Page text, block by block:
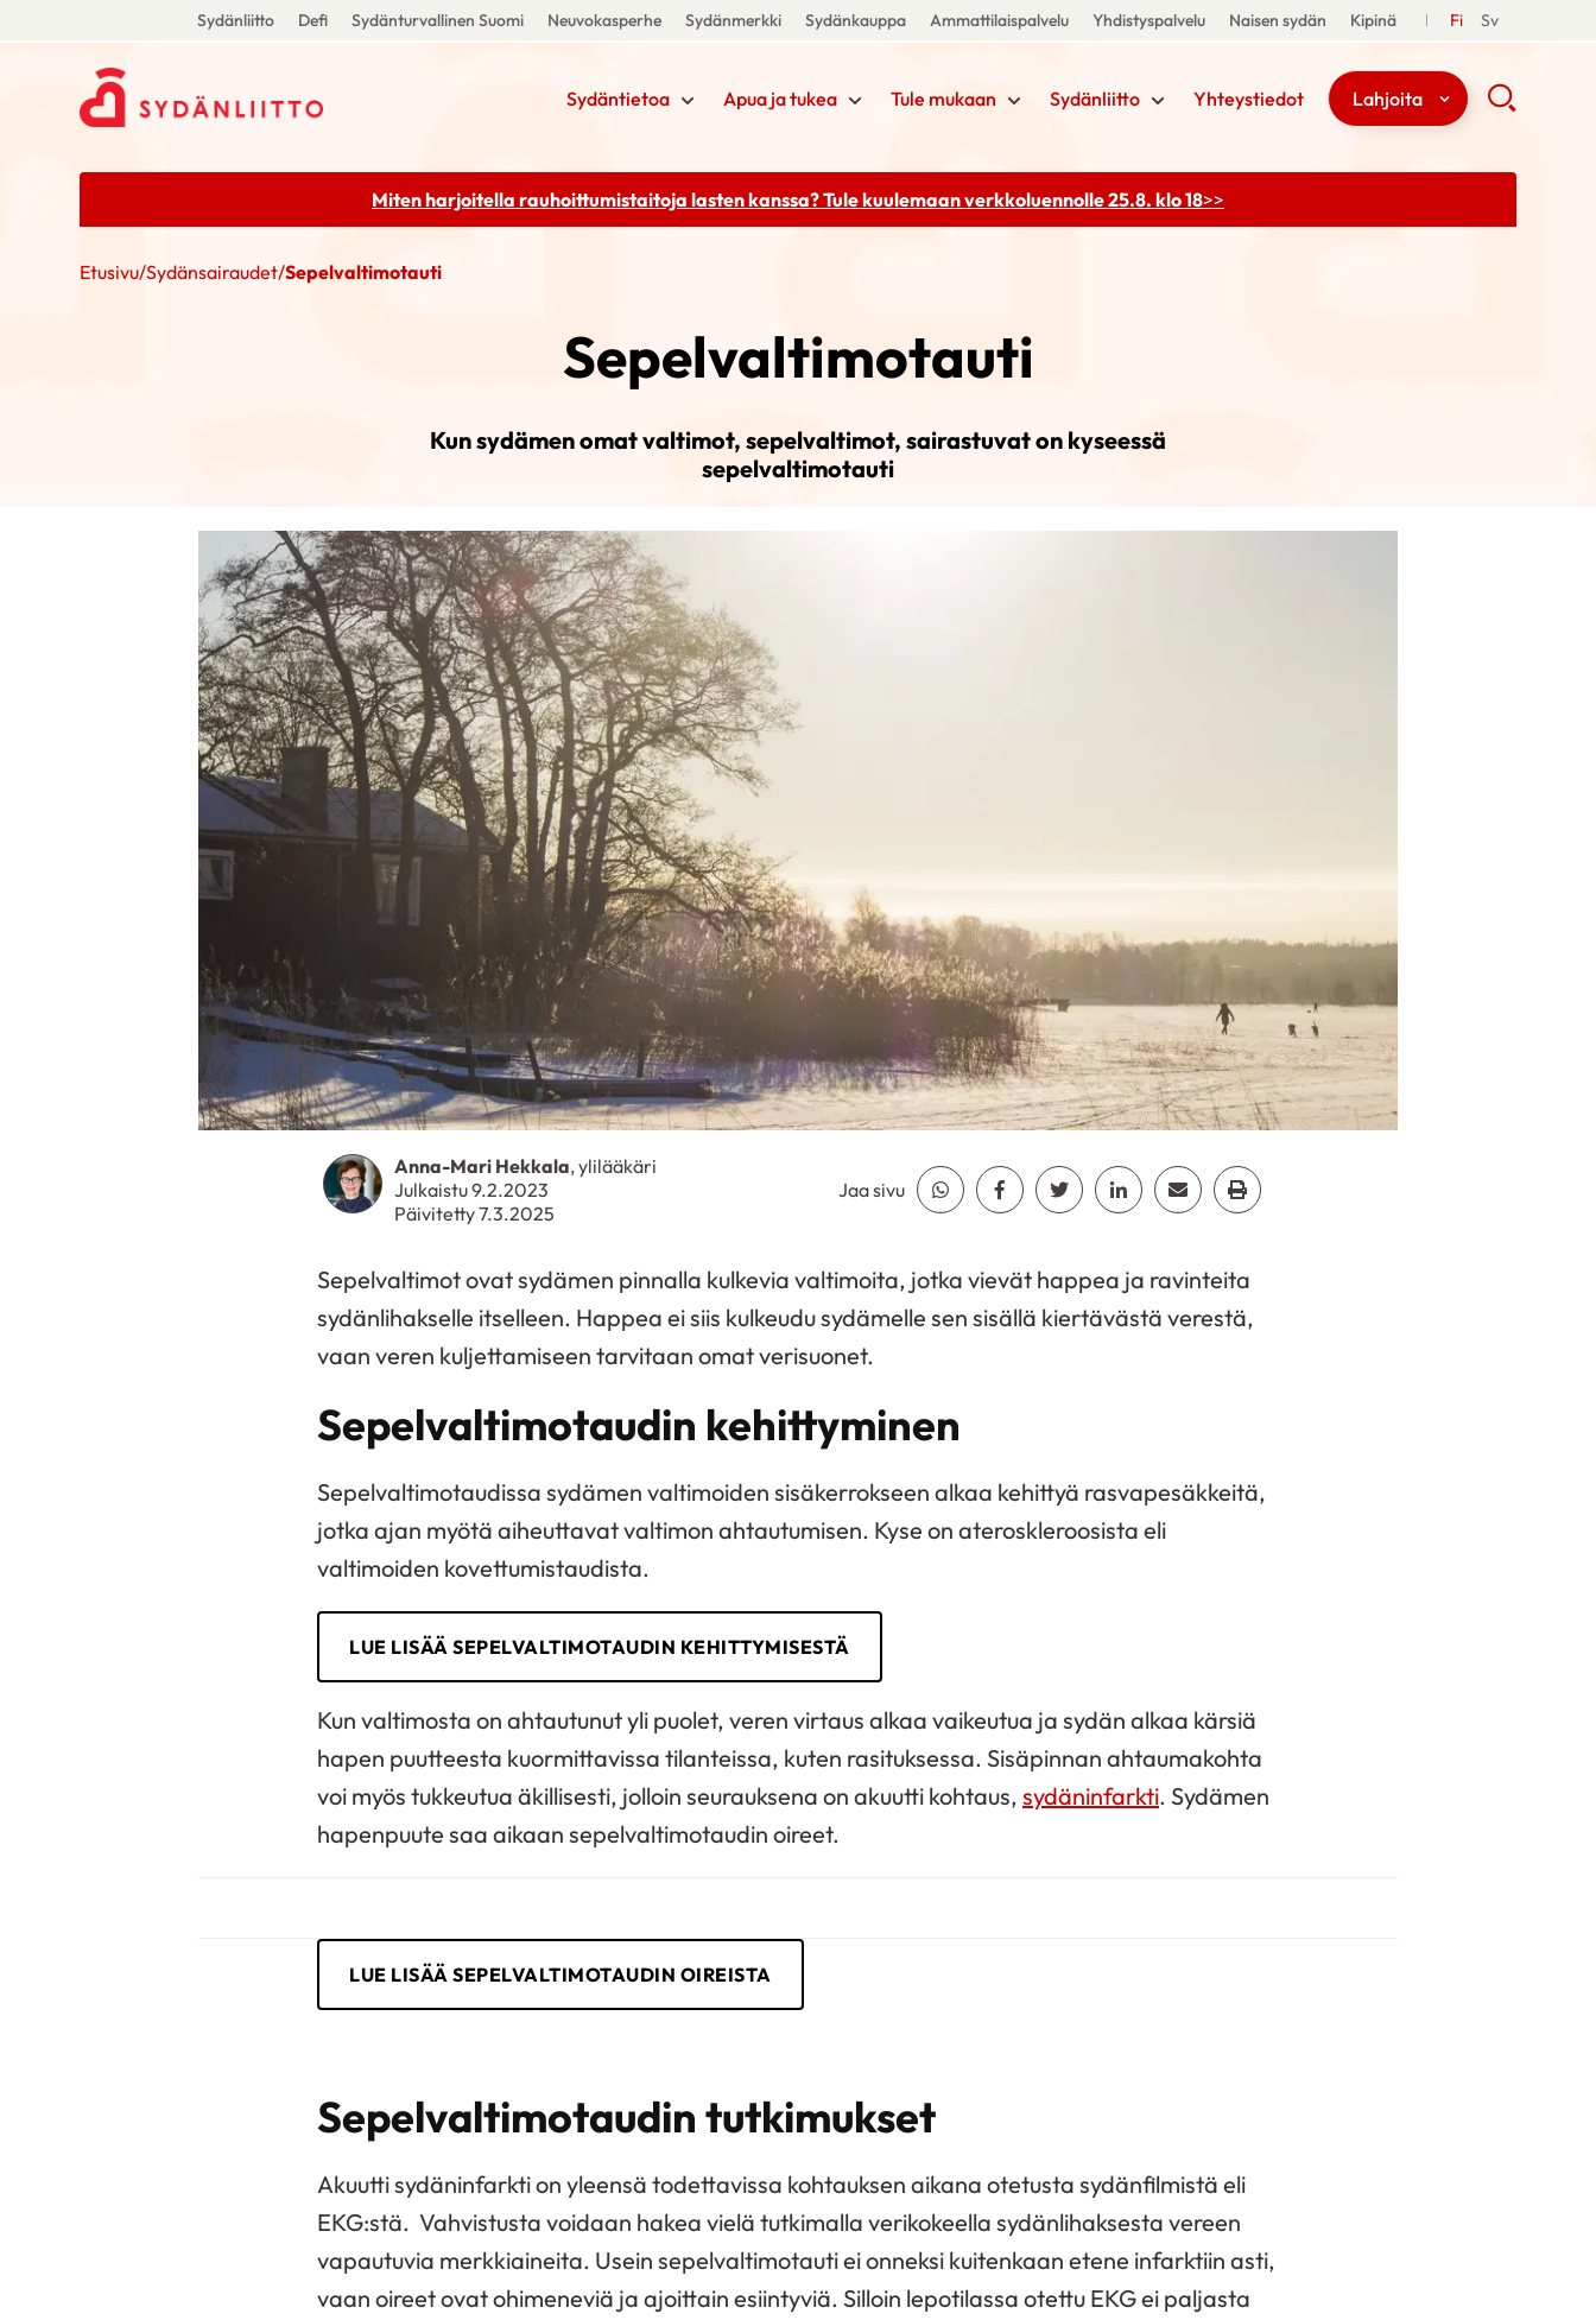
Sydänliitto Defi Sydänturvallinen Suomi Neuvokasperhe Sydänmerkki Sydänkauppa Ammattilaispalvelu Yhdistyspalvelu Naisen sydän Kipinä Fi Sv
Sydäntietoa Apua ja tukea Tule mukaan Sydänliitto Yhteystiedot Lahjoita
Miten harjoitella rauhoittumistaitoja lasten kanssa? Tule kuulemaanverkkoluennolle 25.8. klo 18>>
Etusivu/Sydänsairaudet/Sepelvaltimotauti
Sepelvaltimotauti
Kun sydämen omat valtimot, sepelvaltimot, sairastuvat on kyseessä
sepelvaltimotauti
Anna-Mari Hekkala, ylilääkäri
Julkaistu 9.2.2023
Päivitetty 7.3.2025
Jaa sivu Jaa Whatsapp
Jaa Facebook
Jaa TwitterJaa LinkedinJaa EmailJaa Print
Sepelvaltimot ovat sydämen pinnalla kulkevia valtimoita, jotka vievät happea ja ravinteita
sydänlihakselle itselleen. Happea ei siis kulkeudu sydämelle sen sisällä kiertävästä verestä,
vaan veren kuljettamiseen tarvitaan omat verisuonet.
Sepelvaltimotaudin kehittyminen
Sepelvaltimotaudissa sydämen valtimoiden sisäkerrokseen alkaa kehittyä rasvapesäkkeitä,
jotka ajan myötä aiheuttavat valtimon ahtautumisen. Kyse on ateroskleroosista eli
valtimoiden kovettumistaudista.
LUE LISÄÄ SEPELVALTIMOTAUDIN KEHITTYMISESTÄ
Kun valtimosta on ahtautunut yli puolet, veren virtaus alkaa vaikeutua ja sydän alkaa kärsiä
hapen puutteesta kuormittavissa tilanteissa, kuten rasituksessa. Sisäpinnan ahtaumakohta
voi myös tukkeutua äkillisesti, jolloin seurauksena on akuutti kohtaus, sydäninfarkti. Sydämen
hapenpuute saa aikaan sepelvaltimotaudin oireet.
LUE LISÄÄ SEPELVALTIMOTAUDIN OIREISTA
Sepelvaltimotaudin tutkimukset
Akuutti sydäninfarkti on yleensä todettavissa kohtauksen aikana otetusta sydänfilmistä eli
EKG:stä. Vahvistusta voidaan hakea vielä tutkimalla verikokeella sydänlihaksesta vereen
vapautuvia merkkiaineita. Usein sepelvaltimotauti ei onneksi kuitenkaan etene infarktiin asti,
vaan oireet ovat ohimeneviä ja ajoittain esiintyviä. Silloin lepotilassa otettu EKG ei paljasta